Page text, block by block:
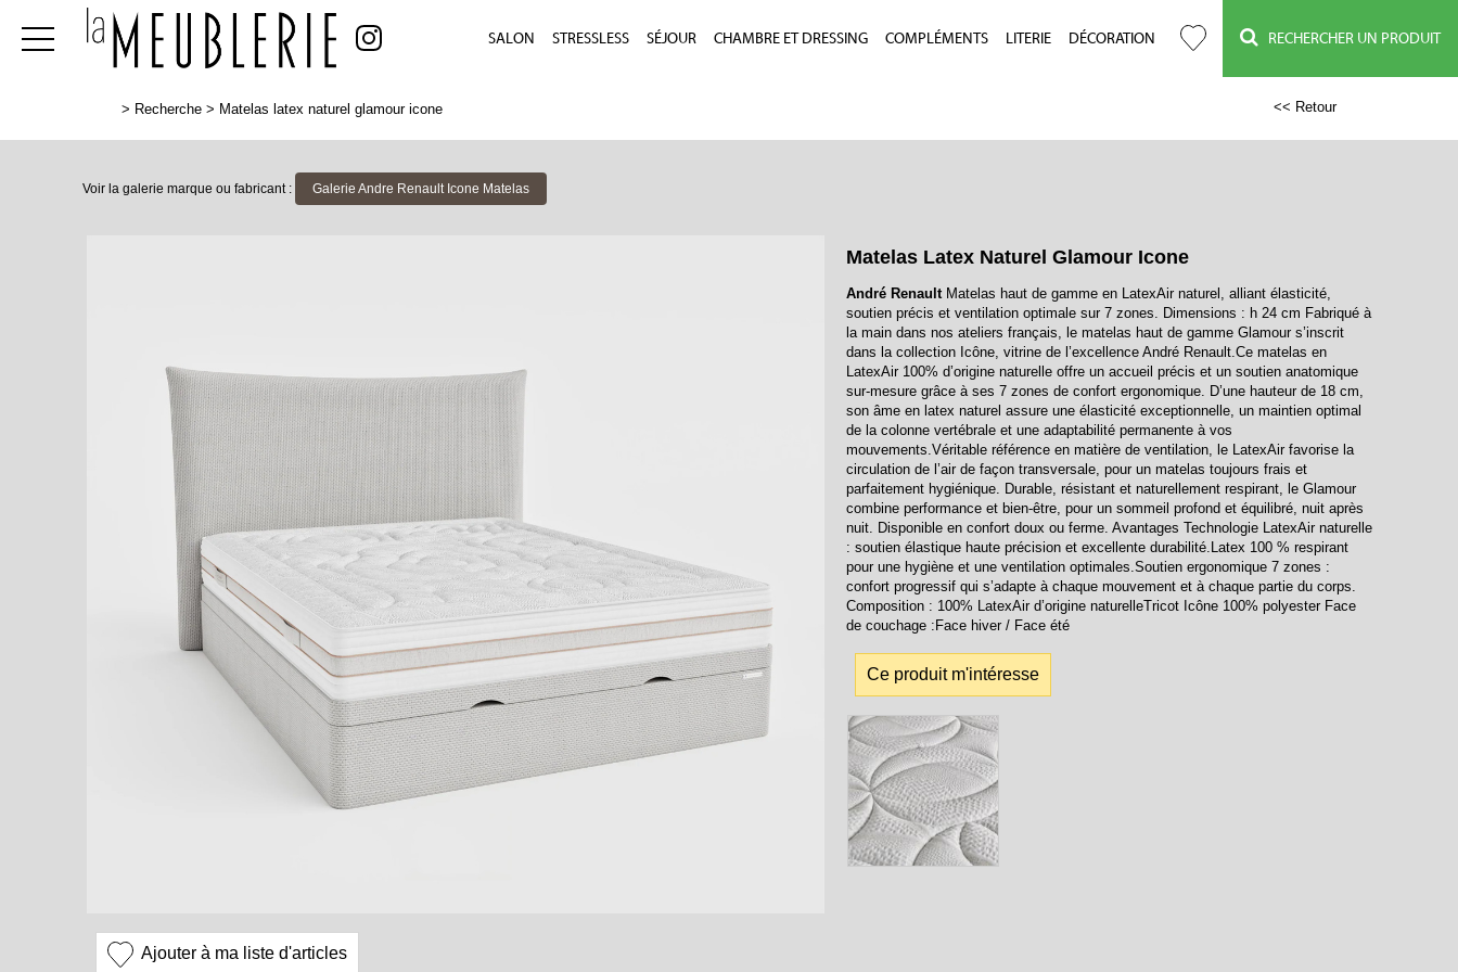
SALON STRESSLESS SÉJOUR CHAMBRE ET DRESSING COMPLÉMENTS LITERIE DÉCORATION RECHERCHER UN PRODUIT
> Recherche > Matelas latex naturel glamour icone << Retour
Voir la galerie marque ou fabricant : Galerie Andre Renault Icone Matelas
Ajouter à ma liste d'articles
Matelas Latex Naturel Glamour Icone
André RenaultMatelas haut de gamme en LatexAir naturel, alliant élasticité,
soutien précis et ventilation optimale sur 7 zones. Dimensions : h 24 cm Fabriqué à
la main dans nos ateliers français, le matelas haut de gamme Glamour s’inscrit
dans la collection Icône, vitrine de l’excellence André Renault.Ce matelas en
LatexAir 100% d’origine naturelle offre un accueil précis et un soutien anatomique
sur-mesure grâce à ses 7 zones de confort ergonomique. D’une hauteur de 18 cm,
son âme en latex naturel assure une élasticité exceptionnelle, un maintien optimal
de la colonne vertébrale et une adaptabilité permanente à vos
mouvements.Véritable référence en matière de ventilation, le LatexAir favorise la
circulation de l’air de façon transversale, pour un matelas toujours frais et
parfaitement hygiénique. Durable, résistant et naturellement respirant, le Glamour
combine performance et bien-être, pour un sommeil profond et équilibré, nuit après
nuit. Disponible en confort doux ou ferme. Avantages Technologie LatexAir naturelle
: soutien élastique haute précision et excellente durabilité.Latex 100 % respirant
pour une hygiène et une ventilation optimales.Soutien ergonomique 7 zones :
confort progressif qui s’adapte à chaque mouvement et à chaque partie du corps.
Composition : 100% LatexAir d’origine naturelleTricot Icône 100% polyester Face
de couchage :Face hiver / Face été
Ce produit m'intéresse